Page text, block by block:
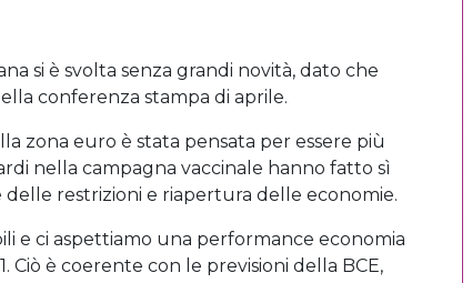
si è svolta senza grandi novità, dato che
conferenza stampa di aprile.
zona euro è stata pensata per essere più
nella campagna vaccinale hanno fatto sì
restrizioni e riapertura delle economie.
e ci aspettiamo una performance economia
Ciò è coerente con le previsioni della BCE,